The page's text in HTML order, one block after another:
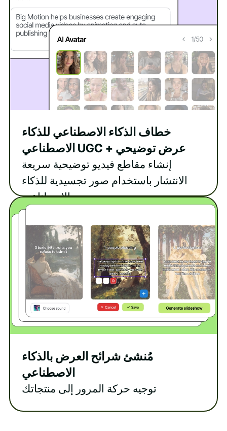
خطاف الذكاء الاصطناعي للذكاء
الاصطناعي UGC + عرض توضيحي
إنشاء مقاطع فيديو توضيحية سريعة
الانتشار باستخدام صور تجسيدية للذكاء
الاصطناعي
مُنشئ شرائح العرض بالذكاء
الاصطناعي
توجيه حركة المرور إلى منتجاتك